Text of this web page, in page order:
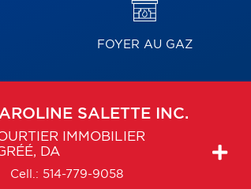
FOYER AU GAZ
SALETTE INC.
IMMOBILIER
DA
Cell.: 514-779-9058